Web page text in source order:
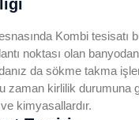
Kombi tesisatı
noktası olan
da sökme takma
zaman kirlilik durumuna
kimyasallardır.